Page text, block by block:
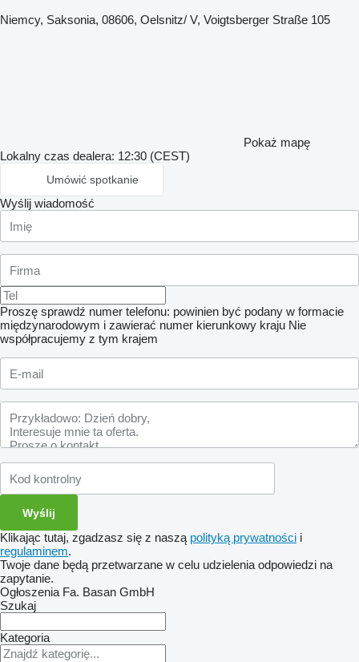
Niemcy, Saksonia, 08606, Oelsnitz/ V, Voigtsberger Straße 105
Pokaż mapę
Lokalny czas dealera: 12:30 (CEST)
Umówić spotkanie
Wyślij wiadomość
Proszę sprawdź numer telefonu: powinien być podany w formacie
międzynarodowym i zawierać numer kierunkowy kraju Nie
współpracujemy z tym krajem
Klikając tutaj, zgadzasz się z naszą polityką prywatności i
regulaminem.
Twoje dane będą przetwarzane w celu udzielenia odpowiedzi na
zapytanie.
Ogłoszenia Fa. Basan GmbH
Szukaj
Kategoria